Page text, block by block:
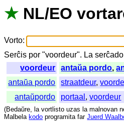
★ NL/EO
Vorto:
Serĉis por "voordeur". La serĉado
voordeur
antaŭa pordo,
antaŭa pordo
straatdeur,
antaŭpordo
portaal ,voordeur
(Bedaŭre, la vortlisto uzas la malnovan
Malbela kodo programita far Juerd